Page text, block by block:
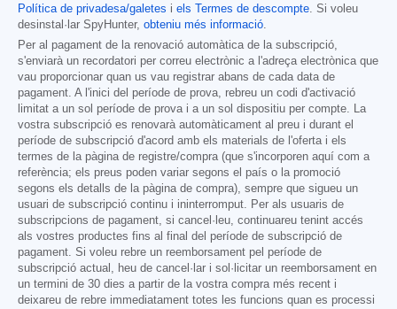
Política de privadesa/galetes i els Termes de descompte. Si voleu
desinstal·lar SpyHunter, obteniu més informació.
Per al pagament de la renovació automàtica de la subscripció,
s'enviarà un recordatori per correu electrònic a l'adreça electrònica que
vau proporcionar quan us vau registrar abans de cada data de
pagament. A l'inici del període de prova, rebreu un codi d'activació
limitat a un sol període de prova i a un sol dispositiu per compte. La
vostra subscripció es renovarà automàticament al preu i durant el
període de subscripció d'acord amb els materials de l'oferta i els
termes de la pàgina de registre/compra (que s'incorporen aquí com a
referència; els preus poden variar segons el país o la promoció
segons els detalls de la pàgina de compra), sempre que sigueu un
usuari de subscripció continu i ininterromput. Per als usuaris de
subscripcions de pagament, si cancel·leu, continuareu tenint accés
als vostres productes fins al final del període de subscripció de
pagament. Si voleu rebre un reemborsament pel període de
subscripció actual, heu de cancel·lar i sol·licitar un reemborsament en
un termini de 30 dies a partir de la vostra compra més recent i
deixareu de rebre immediatament totes les funcions quan es processi